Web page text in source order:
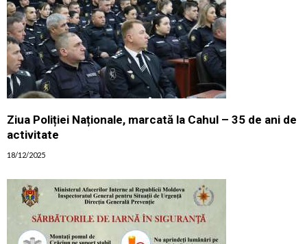
Ziua Poliției Naționale, marcată la Cahul – 35 de ani de
activitate
18/12/2025